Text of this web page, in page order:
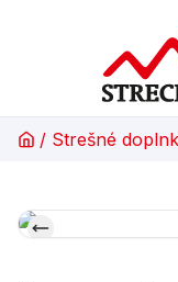
/ Strešné